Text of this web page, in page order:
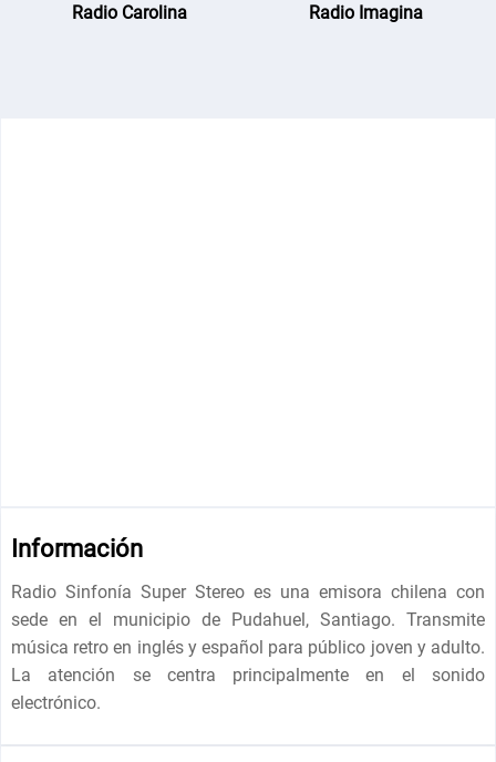
Radio Carolina Radio Imagina
Información
Radio Sinfonía Super Stereo es una emisora ​​chilena con
sede en el municipio de Pudahuel, Santiago. Transmite
música retro en inglés y español para público joven y adulto.
La atención se centra principalmente en el sonido
electrónico.